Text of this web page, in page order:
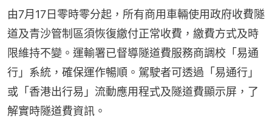
由7月17日零時零分起，所有商用車輛使用政府收費隧
道及青沙管制區須恢復繳付正常收費，繳費方式及時
限維持不變。運輸署已督導隧道費服務商調校「易通
行」系統，確保運作暢順。駕駛者可透過「易通行」
或「香港出行易」流動應用程式及隧道費顯示屏，了
解實時隧道費資訊。